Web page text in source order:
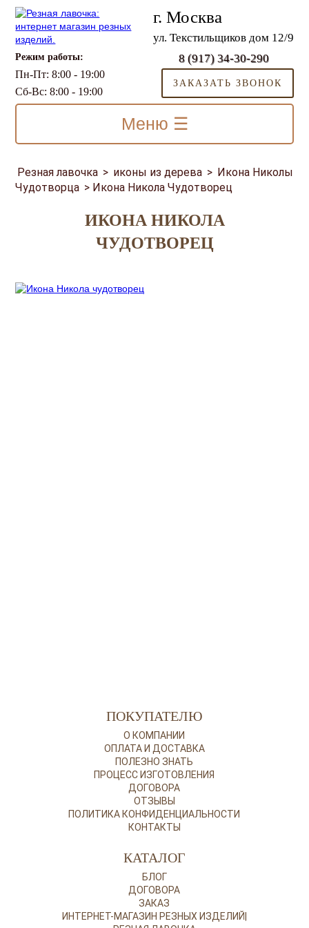
г. Москва
ул. Текстильщиков дом 12/9
Режим работы:
Пн-Пт: 8:00 - 19:00
Сб-Вс: 8:00 - 19:00
8 (917) 34-30-290
ЗАКАЗАТЬ ЗВОНОК
Меню ☰
Резная лавочка > иконы из дерева > Икона Николы
Чудотворца > Икона Никола Чудотворец
ИКОНА НИКОЛА
ЧУДОТВОРЕЦ
ПОКУПАТЕЛЮ
О КОМПАНИИ
ОПЛАТА И ДОСТАВКА
ПОЛЕЗНО ЗНАТЬ
ПРОЦЕСС ИЗГОТОВЛЕНИЯ
ДОГОВОРА
ОТЗЫВЫ
ПОЛИТИКА КОНФИДЕНЦИАЛЬНОСТИ
КОНТАКТЫ
КАТАЛОГ
БЛОГ
ДОГОВОРА
ЗАКАЗ
ИНТЕРНЕТ-МАГАЗИН РЕЗНЫХ ИЗДЕЛИЙ|